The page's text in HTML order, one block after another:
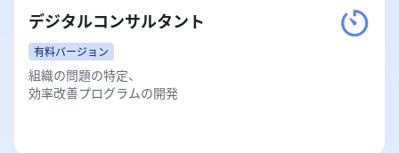
デジタルコンサルタント
有料バージョン
組織の問題の特定、
効率改善プログラムの開発